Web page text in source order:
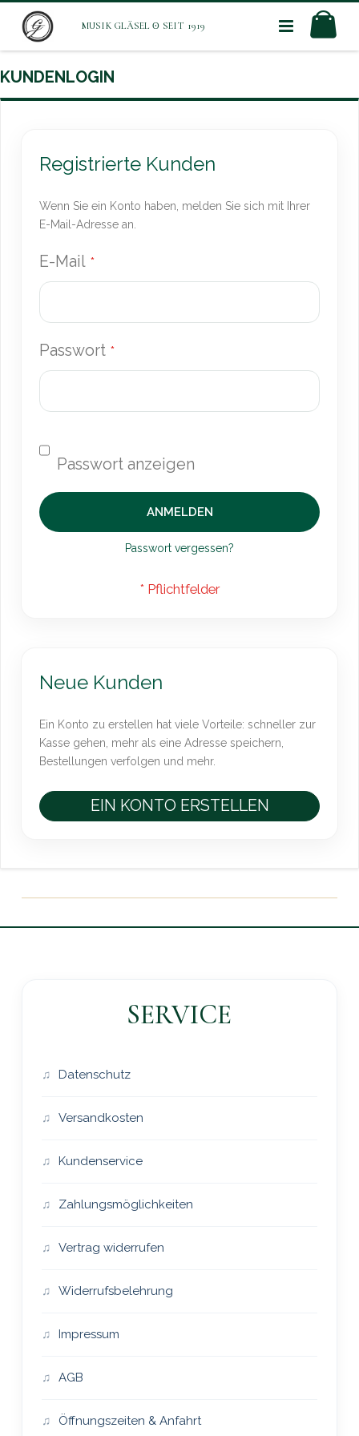
Direkt
zum
KUNDENLOGIN
Registrierte Kunden
Wenn Sie ein Konto haben, melden Sie sich mit Ihrer
E-Mail-Adresse an.
E-Mail
Passwort
ANMELDEN
Passwort vergessen?
Neue Kunden
Ein Konto zu erstellen hat viele Vorteile: schneller zur
Kasse gehen, mehr als eine Adresse speichern,
Bestellungen verfolgen und mehr.
EIN KONTO ERSTELLEN
SERVICE
Datenschutz
Versandkosten
Kundenservice
Zahlungsmöglichkeiten
Vertrag widerrufen
Widerrufsbelehrung
Impressum
AGB
Öffnungszeiten & Anfahrt